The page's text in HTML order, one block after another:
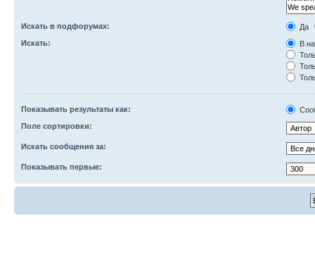
Искать в подфорумах:
Да
Искать:
В
Показывать результаты как:
Поле сортировки:
Искать сообщения за:
Показывать первые: